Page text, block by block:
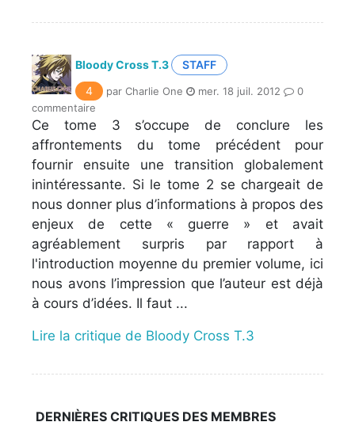
Bloody Cross T.3
STAFF
4
par Charlie One mer. 18 juil. 2012
0
commentaire
Ce tome 3 s’occupe de conclure les
affrontements du tome précédent pour
fournir ensuite une transition globalement
inintéressante. Si le tome 2 se chargeait de
nous donner plus d’informations à propos des
enjeux de cette « guerre » et avait
agréablement surpris par rapport à
l'introduction moyenne du premier volume, ici
nous avons l’impression que l’auteur est déjà
à cours d’idées. Il faut ...
Lire la critique de Bloody Cross T.3
DERNIÈRES CRITIQUES DES MEMBRES